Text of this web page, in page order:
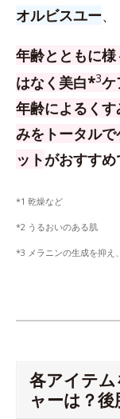
オルビスユー、
年齢とともに
はなく美白*3ケ
年齢によるく
みをトータル
ットがおすすめ
*1 乾燥など
*2 うるおいのある肌
*3 メラニンの生成を抑え
各アイテ
ャーは？後